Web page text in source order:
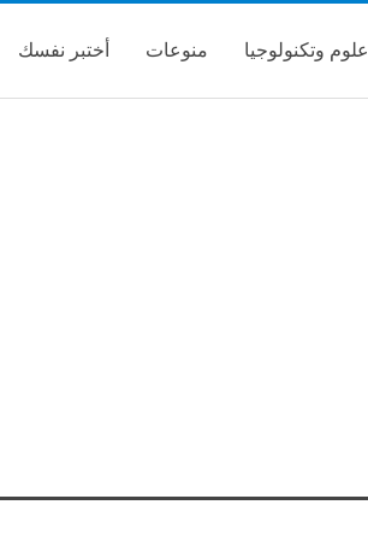
علوم وتكنولوجيا منوعات أختبر نفسك